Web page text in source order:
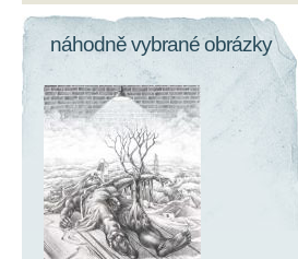
náhodně vybrané obrázky